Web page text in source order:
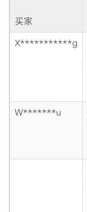
买家
X***********g
W*******u